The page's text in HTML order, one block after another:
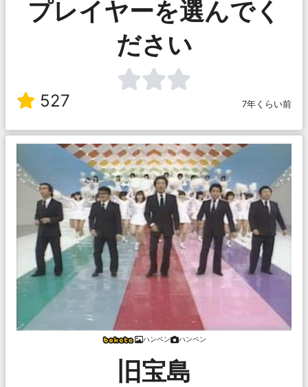
プレイヤーを選んでく
ださい
527 7年くらい前
ハンペン ハンペン
旧宝島